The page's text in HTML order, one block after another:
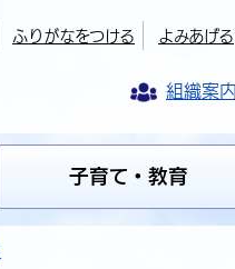
ふりがなをつける よみあげる
組織案内
子育て・教育